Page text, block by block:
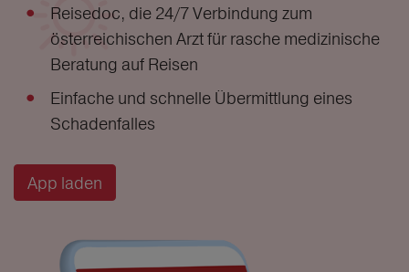
Reisedoc, die 24/7 Verbindung zum
österreichischen Arzt für rasche medizinische
Beratung auf Reisen
Einfache und schnelle Übermittlung eines
Schadenfalles
App laden